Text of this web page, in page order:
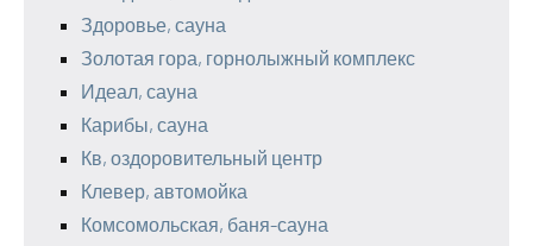
Здоровье, сауна
Золотая гора, горнолыжный комплекс
Идеал, сауна
Карибы, сауна
Кв, оздоровительный центр
Клевер, автомойка
Комсомольская, баня-сауна